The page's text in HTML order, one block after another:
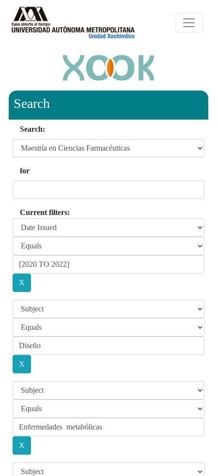
Search
Search:
for
Current filters: